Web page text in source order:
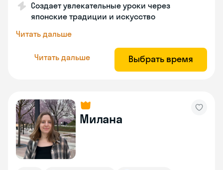
Создает увлекательные уроки через
японские традиции и искусство
Читать дальше
Читать дальше Выбрать время
Милана